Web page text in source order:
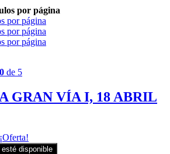
por página
por página
por página
por página
de 5
GRAN VÍA I, 18 ABRIL
¡Oferta!
disponible